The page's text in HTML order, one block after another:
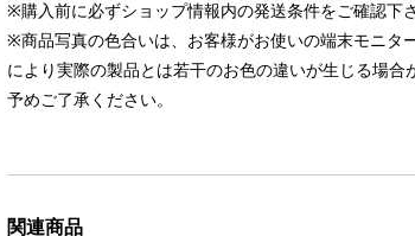
※購入前に必ずショップ情報内の発送条件をご確認下さ
※商品写真の色合いは、お客様がお使いの端末モニタ
により実際の製品とは若干のお色の違いが生じる場合
予めご了承ください。
関連商品